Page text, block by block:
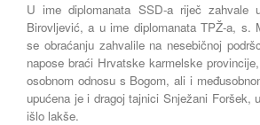
U ime diplomanata SSD-a riječ zahvale
Birovljević, a u ime diplomanata TPŽ-a, s.
se obraćanju zahvalile na nesebičnoj
napose braći Hrvatske karmelske
osobnom odnosu s Bogom, ali i
upućena je i dragoj tajnici Snježani
išlo lakše.